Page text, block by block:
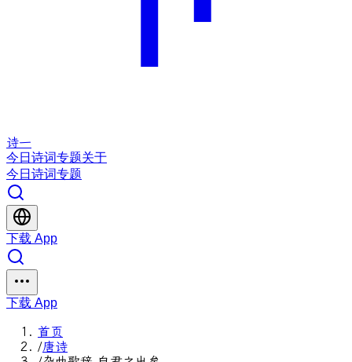
诗一
今日 诗词专题关于
今日 诗词专题
下载 App
下载 App
首页
/唐诗